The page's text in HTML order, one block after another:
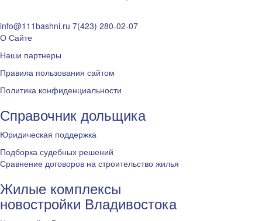
info@111bashni.ru 7(423) 280-02-07
О Сайте
Наши партнеры
Правила пользования сайтом
Политика конфиденциальности
Справочник дольщика
Юридическая поддержка
Подборка судебных решений
Сравнение договоров на строительство жилья
Жилые комплексы
новостройки Владивостока